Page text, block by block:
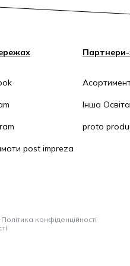
post impreza
Інша Освіта
proto
конфіденційності